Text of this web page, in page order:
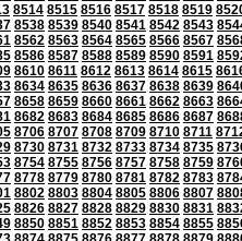
8514 8515 8516 8517 8518 8519
8538 8539 8540 8541 8542 8543
8562 8563 8564 8565 8566 8567
8586 8587 8588 8589 8590 8591
8610 8611 8612 8613 8614 8615
8634 8635 8636 8637 8638 8639
8658 8659 8660 8661 8662 8663
8682 8683 8684 8685 8686 8687
8706 8707 8708 8709 8710 8711
8730 8731 8732 8733 8734 8735
8754 8755 8756 8757 8758 8759
8778 8779 8780 8781 8782 8783
8802 8803 8804 8805 8806 8807
8826 8827 8828 8829 8830 8831
8850 8851 8852 8853 8854 8855